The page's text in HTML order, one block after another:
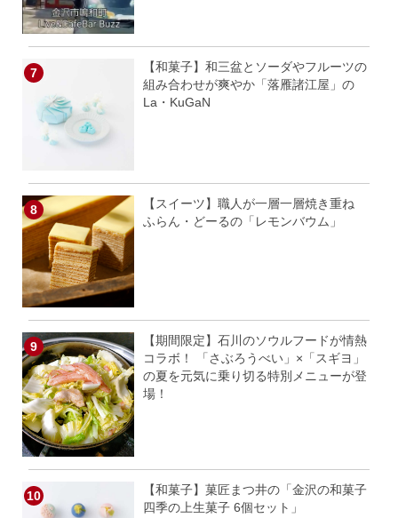
【和菓子】和三盆とソーダやフルーツの
組み合わせが爽やか「落雁諸江屋」の
La・KuGaN
【スイーツ】職人が一層一層焼き重ね
ふらん・どーるの「レモンバウム」
【期間限定】石川のソウルフードが情熱
コラボ！ 「さぶろうべい」×「スギヨ」
の夏を元気に乗り切る特別メニューが登
場！
【和菓子】菓匠まつ井の「金沢の和菓子
四季の上生菓子 6個セット」